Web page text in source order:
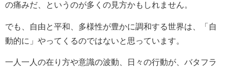
の痛みだ、というのが多くの見方かもしれません。
でも、自由と平和、多様性が豊かに調和する世界は、「自
動的に」やってくるのではないと思っています。
一人一人の在り方や意識の波動、日々の行動が、バタフラ